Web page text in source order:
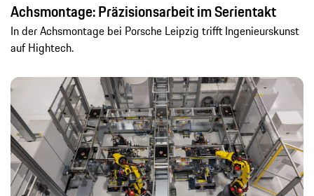
Achsmontage: Präzisionsarbeit im Serientakt
In der Achsmontage bei Porsche Leipzig trifft Ingenieurskunst
auf Hightech.